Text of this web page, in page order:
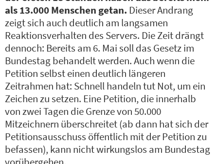
als 13.000 Menschen getan. Dieser Andrang
zeigt sich auch deutlich am langsamen
Reaktionsverhalten des Servers. Die Zeit drängt
dennoch: Bereits am 6. Mai soll das Gesetz im
Bundestag behandelt werden. Auch wenn die
Petition selbst einen deutlich längeren
Zeitrahmen hat: Schnell handeln tut Not, um ein
Zeichen zu setzen. Eine Petition, die innerhalb
von zwei Tagen die Grenze von 50.000
Mitzeichnern überschreitet (ab dann hat sich der
Petitionsausschuss öffentlich mit der Petition zu
befassen), kann nicht wirkungslos am Bundestag